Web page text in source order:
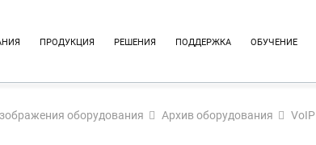
ПРОДУКЦИЯ РЕШЕНИЯ ПОДДЕРЖКА ОБУЧЕНИЕ
оборудования Архив оборудования VoIP